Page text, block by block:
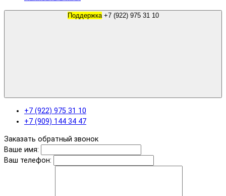
Поддержка +7 (922) 975 31 10
+7 (922) 975 31 10
+7 (909) 144 34 47
Заказать обратный звонок
Ваше имя:
Ваш телефон: